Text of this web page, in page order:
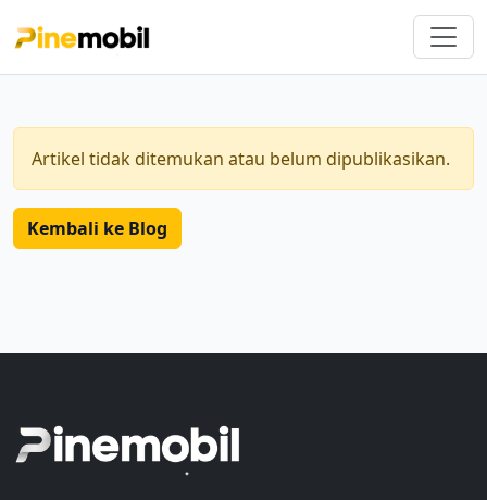
Artikel tidak ditemukan atau belum dipublikasikan.
Kembali ke Blog